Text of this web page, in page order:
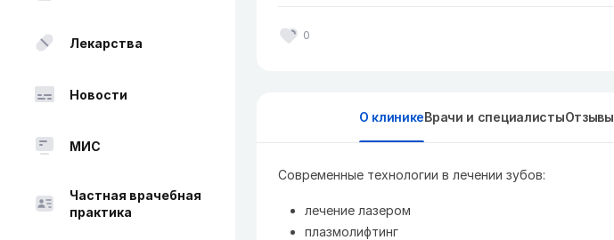
Лекарства
Новости
МИС
Частная врачебная
практика
0
О клиникеВрачи и специалистыОтзывы
Современные технологии в лечении зубов:
лечение лазером
плазмолифтинг